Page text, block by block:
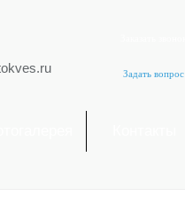
Задать вопрос